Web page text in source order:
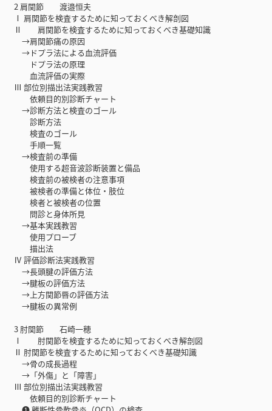
2 肩関節 渡邉恒夫
Ⅰ 肩関節を検査するために知っておくべき解剖図
Ⅱ 肩関節を検査するために知っておくべき基礎知識
→肩関節痛の原因
→ドプラ法による血流評価
ドプラ法の原理
血流評価の実際
Ⅲ 部位別描出法実践教習
依頼目的別診断チャート
→診断方法と検査のゴール
診断方法
検査のゴール
手順一覧
→検査前の準備
使用する超音波診断装置と備品
検査前の被検者の注意事項
被検者の準備と体位・肢位
検者と被検者の位置
問診と身体所見
→基本実践教習
使用プローブ
描出法
Ⅳ 評価診断法実践教習
→長頭腱の評価方法
→腱板の評価方法
→上方関節唇の評価方法
→腱板の異常例
3 肘関節 石崎一穂
Ⅰ 肘関節を検査するために知っておくべき解剖図
Ⅱ 肘関節を検査するために知っておくべき基礎知識
→骨の成長過程
→「外傷」と「障害」
Ⅲ 部位別描出法実践教習
依頼目的別診断チャート